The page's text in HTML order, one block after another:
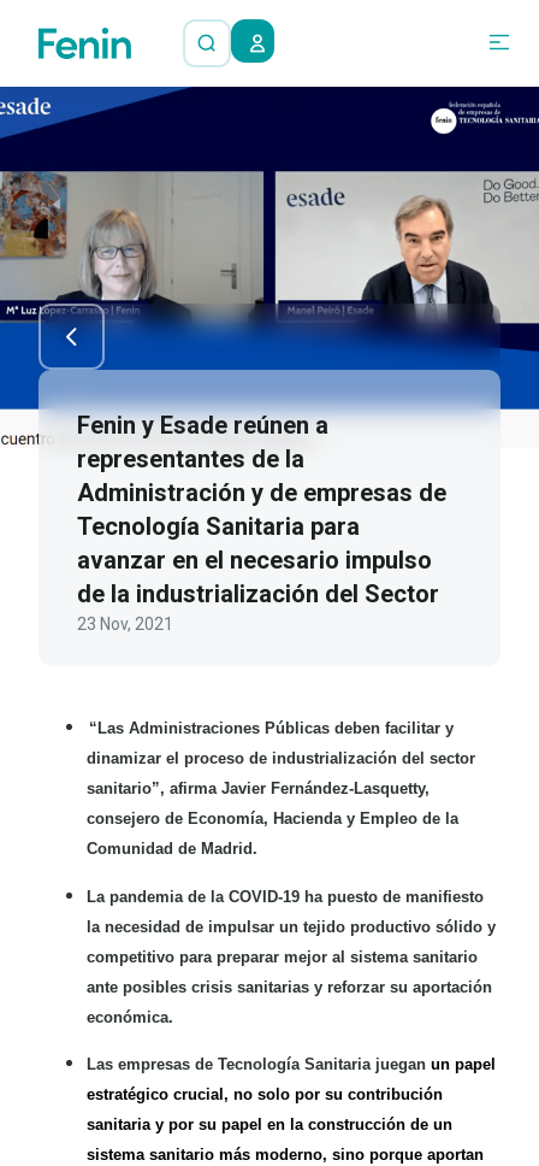
Fenin y Esade reúnen a
representantes de la
Administración y de empresas de
Tecnología Sanitaria para
avanzar en el necesario impulso
de la industrialización del Sector
23 Nov, 2021
“ Las Administraciones Públicas deben facilitar y
dinamizar el proceso de industrialización del sector
sanitario”, afirma Javier Fernández-Lasquetty,
consejero de Economía, Hacienda y Empleo de la
Comunidad de Madrid.
La pandemia de la COVID-19 ha puesto de manifiesto
la necesidad de impulsar un tejido productivo sólido y
competitivo para preparar mejor al sistema sanitario
ante posibles crisis sanitarias y reforzar su aportación
económica.
Las empresas de Tecnología Sanitaria juegan un papel
estratégico crucial, no solo por su contribución
sanitaria y por su papel en la construcción de un
sistema sanitario más moderno, sino porque aportan